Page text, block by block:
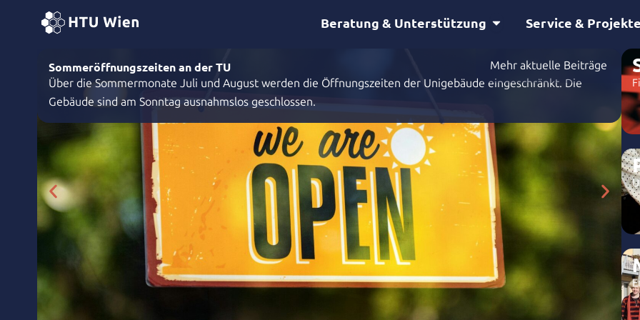
Beratung & Unterstützung Öffne Beratung &
Service & Projekte
Sommeröffnungszeiten an der TU
Über die Sommermonate Juli und August werden die Öffnungszeiten der Unigebäude eingeschränkt. Die
Gebäude sind am Sonntag ausnahmslos geschlossen.
Mehr aktuelle Beiträge